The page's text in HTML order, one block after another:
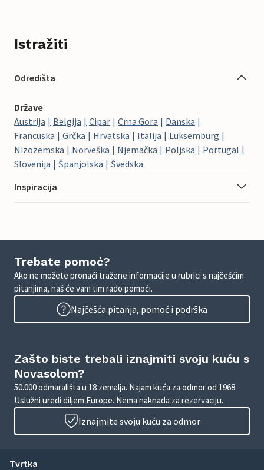
Istražiti
Odredišta
Države
Austrija
Belgija Cipar Crna Gora
Danska
Francuska
Grčka Hrvatska Italija
Luksemburg
Nizozemska
Norveška Njemačka Poljska
Portugal
Slovenija
Španjolska
Švedska
Inspiracija
Trebate pomoć?
Ako ne možete pronaći tražene informacije u rubrici s najčešćim
pitanjima, naš će vam tim rado pomoći.
Najčešća pitanja, pomoć i podrška
Zašto biste trebali iznajmiti svoju kuću s
Novasolom?
50.000 odmarališta u 18 zemalja. Najam kuća za odmor od 1968.
Uslužni uredi diljem Europe. Nema naknada za rezervaciju.
Iznajmite svoju kuću za odmor
Tvrtka